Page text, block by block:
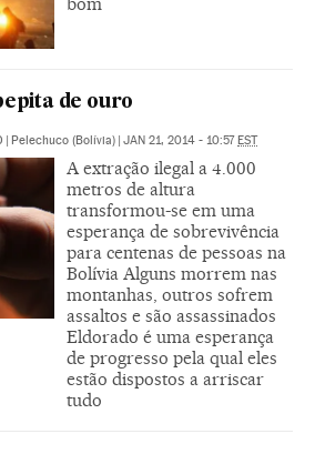
de ouro
| Pelechuco (Bolívia) | JAN 21, 2014 - 10:57EST
A extração ilegal a 4.000
metros de altura
transformou-se em uma
esperança de sobrevivência
para centenas de pessoas na
Bolívia Alguns morrem nas
montanhas, outros sofrem
assaltos e são assassinados
Eldorado é uma esperança
de progresso pela qual eles
estão dispostos a arriscar
tudo